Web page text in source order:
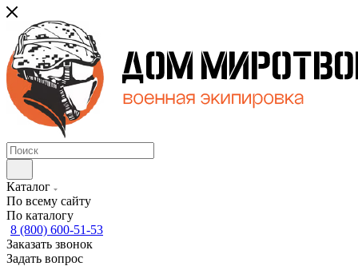
Каталог
По всему сайту
По каталогу
8 (800) 600-51-53
Заказать звонок
Задать вопрос